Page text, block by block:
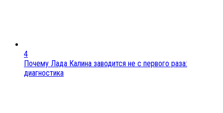
4
Почему Лада Калина заводится не с первого раза:
диагностика